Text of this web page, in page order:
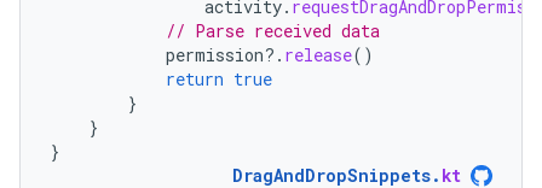
activity.
// Parse received data
permission?. release()
return true
}
}
}
DragAndDropSnippets. kt